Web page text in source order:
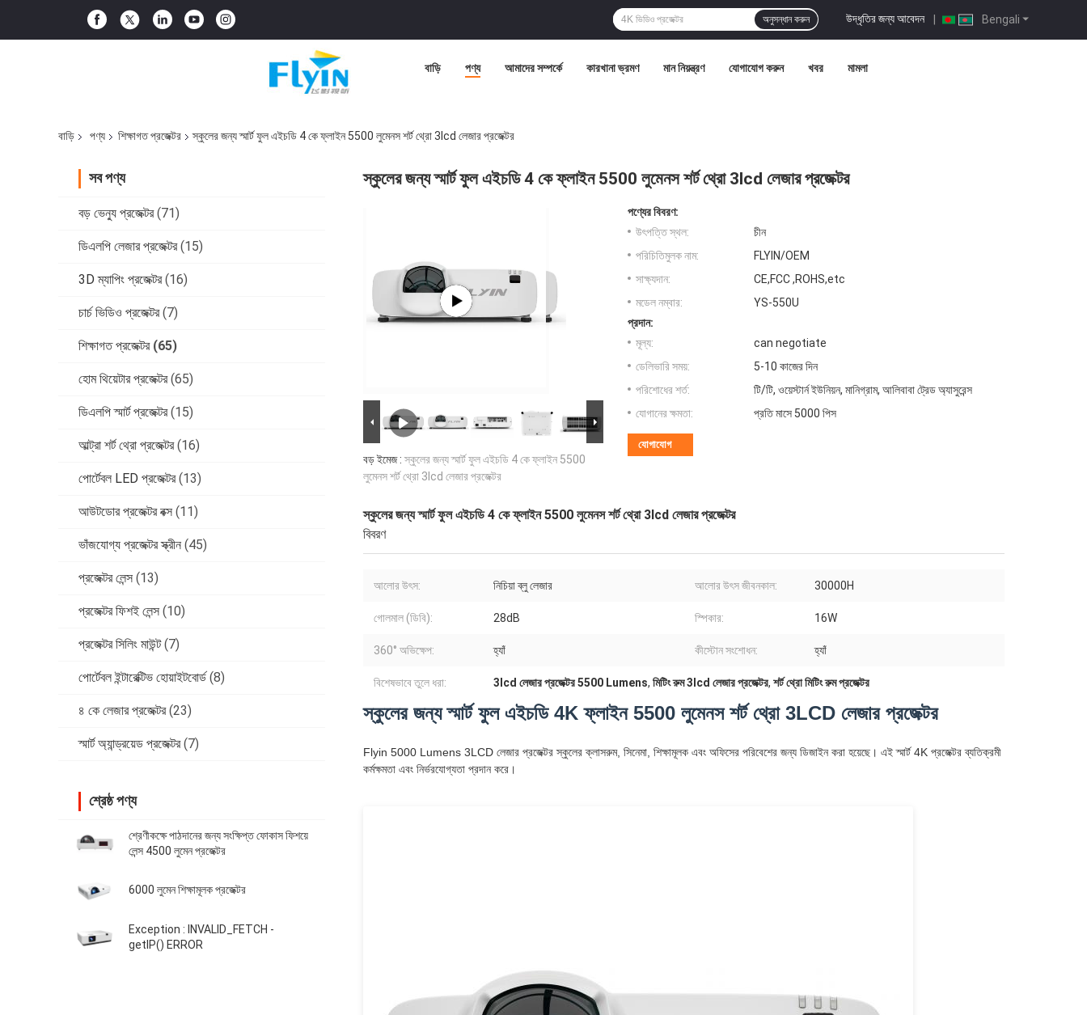
Bengali
উদ্ধৃতির জন্য আবেদন |
অনুসন্ধান করুন
বাড়ি পণ্য আমাদের সম্পর্কে কারখানা ভ্রমণ মান নিয়ন্ত্রণ যোগাযোগ করুন খবর মামলা
বাড়ি পণ্য শিক্ষাগত প্রজেক্টর স্কুলের জন্য স্মার্ট ফুল এইচডি 4 কে ফ্লাইন 5500 লুমেনস শর্ট থ্রো 3lcd লেজার প্রজেক্টর
সব পণ্য
বড় ভেন্যু প্রজেক্টর (71)
ডিএলপি লেজার প্রজেক্টর (15)
3D ম্যাপিং প্রজেক্টর (16)
চার্চ ভিডিও প্রজেক্টর (7)
শিক্ষাগত প্রজেক্টর (65)
হোম থিয়েটার প্রজেক্টর (65)
ডিএলপি স্মার্ট প্রজেক্টর (15)
আল্ট্রা শর্ট থ্রো প্রজেক্টর (16)
পোর্টেবল LED প্রজেক্টর (13)
আউটডোর প্রজেক্টর বক্স (11)
ভাঁজযোগ্য প্রজেক্টর স্ক্রীন (45)
প্রজেক্টর লেন্স (13)
প্রজেক্টর ফিশই লেন্স (10)
প্রজেক্টর সিলিং মাউন্ট (7)
পোর্টেবল ইন্টারেক্টিভ হোয়াইটবোর্ড (8)
৪ কে লেজার প্রজেক্টর (23)
স্মার্ট অ্যান্ড্রয়েড প্রজেক্টর (7)
শ্রেষ্ঠ পণ্য
শ্রেণীকক্ষে পাঠদানের জন্য সংক্ষিপ্ত ফোকাস ফিশয়ে
লেন্স 4500 লুমেন প্রজেক্টর
6000 লুমেন শিক্ষামূলক প্রজেক্টর
Exception : INVALID_FETCH -
getIP() ERROR
স্কুলের জন্য স্মার্ট ফুল এইচডি 4 কে ফ্লাইন 5500 লুমেনস শর্ট থ্রো 3lcd লেজার প্রজেক্টর
বড় ইমেজ : স্কুলের জন্য স্মার্ট ফুল এইচডি 4 কে ফ্লাইন 5500
লুমেনস শর্ট থ্রো 3lcd লেজার প্রজেক্টর
পণ্যের বিবরণ:
উৎপত্তি স্থল:
চীন
পরিচিতিমুলক নাম:
FLYIN/OEM
সাক্ষ্যদান:
CE,FCC ,ROHS,etc
মডেল নম্বার:
YS-550U
প্রদান:
মূল্য:
can negotiate
ডেলিভারি সময়:
5-10 কাজের দিন
পরিশোধের শর্ত:
টি/টি, ওয়েস্টার্ন ইউনিয়ন, মানিগ্রাম, আলিবাবা ট্রেড অ্যাসুরেন্স
যোগানের ক্ষমতা:
প্রতি মাসে 5000 পিস
যোগাযোগ
স্কুলের জন্য স্মার্ট ফুল এইচডি 4 কে ফ্লাইন 5500 লুমেনস শর্ট থ্রো 3lcd লেজার প্রজেক্টর
বিবরণ
আলোর উৎস: নিচিয়া ব্লু লেজার আলোর উৎস জীবনকাল: 30000H
গোলমাল (ডিবি): 28dB স্পিকার: 16W
360° অভিক্ষেপ: হ্যাঁ কীস্টোন সংশোধন: হ্যাঁ
বিশেষভাবে তুলে ধরা: 3lcd লেজার প্রজেক্টর 5500 Lumens, মিটিং রুম 3lcd লেজার প্রজেক্টর, শর্ট থ্রো মিটিং রুম প্রজেক্টর
স্কুলের জন্য স্মার্ট ফুল এইচডি 4K ফ্লাইন 5500 লুমেনস শর্ট থ্রো 3LCD লেজার প্রজেক্টর
Flyin 5000 Lumens 3LCD লেজার প্রজেক্টর স্কুলের ক্লাসরুম, সিনেমা, শিক্ষামূলক এবং অফিসের পরিবেশের জন্য ডিজাইন করা হয়েছে। এই স্মার্ট 4K প্রজেক্টর ব্যতিক্রমী
কর্মক্ষমতা এবং নির্ভরযোগ্যতা প্রদান করে।